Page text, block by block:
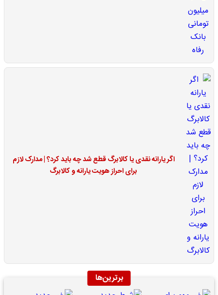
اگر یارانه نقدی یا کالابرگ قطع شد چه باید کرد؟ | مدارک لازم
برای احراز هویت یارانه و کالابرگ
برترین‌ها